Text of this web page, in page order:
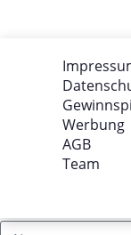
Werbung
AGB
Team